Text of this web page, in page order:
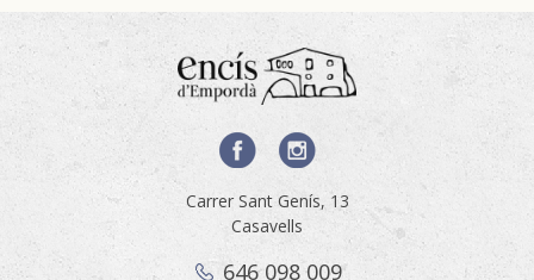
Carrer Sant Genís, 13
Casavells
646 098 009
Configuratie opslaan Alles accepteren